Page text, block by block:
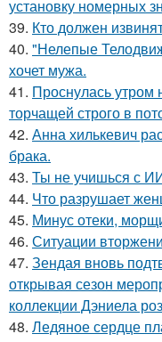
установку номерных
39. Кто должен
40. "Нелепые
хочет мужа.
41. Проснулась утром
торчащей строго в
42. Анна хилькевич
брака.
43. Ты не учишься с
44. Что разрушает
45. Минус отеки,
46. Ситуации
47. Зендая вновь
открывая сезон
коллекции Дэниела
48. Ледяное сердце